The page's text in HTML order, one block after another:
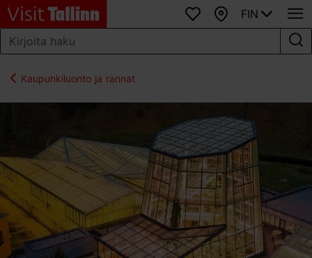
SuosikitKartta
FIN
Kaupunkiluonto ja rannat